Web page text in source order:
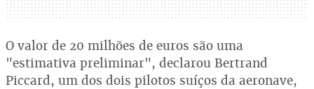
O valor de 20 milhões de euros são uma
"estimativa preliminar", declarou Bertrand
Piccard, um dos dois pilotos suíços da aeronave,